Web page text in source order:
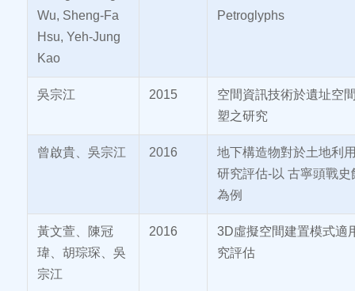
Wu, Sheng-Fa
Hsu, Yeh-Jung
Kao
Petroglyphs
吳宗江 2015
空間資訊技術於遺址空
塑之研究
曾啟貴、吳宗江 2016
地下構造物對於土地利
研究評估-以 古寧頭戰史
為例
黃文萱、陳冠
瑋、胡琮琛、吳
宗江
2016
3D虛擬空間建置模式適
究評估